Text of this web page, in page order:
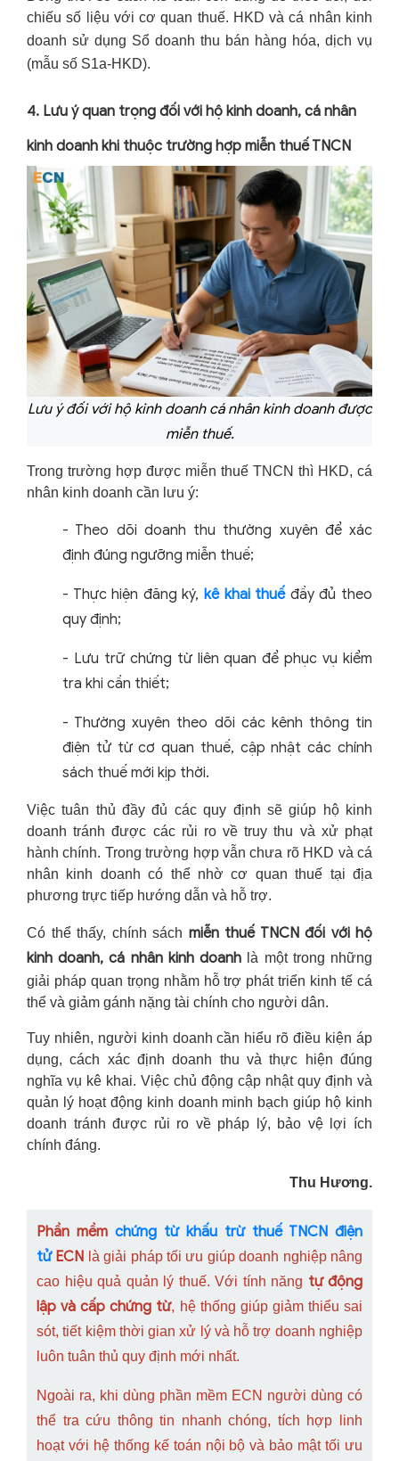
chiếu số liệu với cơ quan thuế. HKD và cá nhân kinh
doanh sử dụng Sổ doanh thu bán hàng hóa, dịch vụ
(mẫu số S1a-HKD).
4. Lưu ý quan trọng đối với hộ kinh doanh, cá nhân
kinh doanh khi thuộc trường hợp miễn thuế TNCN
Lưu ý đối với hộ kinh doanh cá nhân kinh doanh được
miễn thuế.
Trong trường hợp được miễn thuế TNCN thì HKD, cá
nhân kinh doanh cần lưu ý:
- Theo dõi doanh thu thường xuyên để xác
định đúng ngưỡng miễn thuế;
- Thực hiện đăng ký,kê khai thuếđầy đủ theo
quy định;
- Lưu trữ chứng từ liên quan để phục vụ kiểm
tra khi cần thiết;
- Thường xuyên theo dõi các kênh thông tin
điện tử từ cơ quan thuế, cập nhật các chính
sách thuế mới kịp thời.
Việc tuân thủ đầy đủ các quy định sẽ giúp hộ kinh
doanh tránh được các rủi ro về truy thu và xử phạt
hành chính. Trong trường hợp vẫn chưa rõ HKD và cá
nhân kinh doanh có thể nhờ cơ quan thuế tại địa
phương trực tiếp hướng dẫn và hỗ trợ.
Có thể thấy, chính sách miễn thuế TNCN đối với hộ
kinh doanh, cá nhân kinh doanh là một trong những
giải pháp quan trọng nhằm hỗ trợ phát triển kinh tế cá
thể và giảm gánh nặng tài chính cho người dân.
Tuy nhiên, người kinh doanh cần hiểu rõ điều kiện áp
dụng, cách xác định doanh thu và thực hiện đúng
nghĩa vụ kê khai. Việc chủ động cập nhật quy định và
quản lý hoạt động kinh doanh minh bạch giúp hộ kinh
doanh tránh được rủi ro về pháp lý, bảo vệ lợi ích
chính đáng.
Thu Hương.
Phần mềm chứng từ khấu trừ thuế TNCN điện
tửECN là giải pháp tối ưu giúp doanh nghiệp nâng
cao hiệu quả quản lý thuế. Với tính năng tự động
lập và cấp chứng từ, hệ thống giúp giảm thiểu sai
sót, tiết kiệm thời gian xử lý và hỗ trợ doanh nghiệp
luôn tuân thủ quy định mới nhất.
Ngoài ra, khi dùng phần mềm ECN người dùng có
thể tra cứu thông tin nhanh chóng, tích hợp linh
hoạt với hệ thống kế toán nội bộ và bảo mật tối ưu